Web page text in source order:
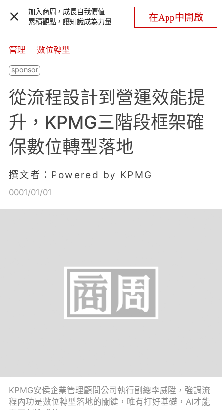
加入商周，成長自我價值
累積觀點，讓知識成為力量
在App中開啟
管理 數位轉型
從流程設計到營運效能提
升，KPMG三階段框架確
保數位轉型落地
撰文者：Powered by KPMG
0001/01/01
KPMG安侯企業管理顧問公司執行副總李威陞，強調流
程內功是數位轉型落地的關鍵，唯有打好基礎，AI才能